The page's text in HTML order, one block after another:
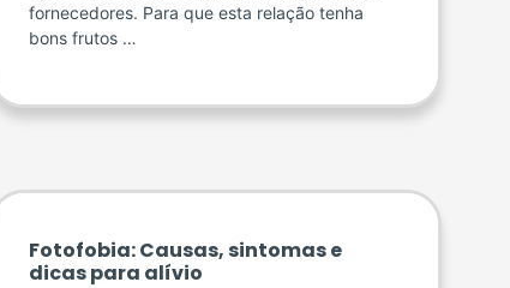
fornecedores. Para que esta relação tenha
bons frutos …
Fotofobia: Causas, sintomas e
dicas para alívio